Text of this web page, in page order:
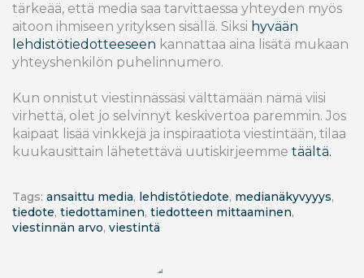
tärkeää, että media saa tarvittaessa yhteyden myös
aitoon ihmiseen yrityksen sisällä. Siksi hyvään
lehdistötiedotteeseen kannattaa aina lisätä mukaan
yhteyshenkilön puhelinnumero.
Kun onnistut viestinnässäsi välttämään nämä viisi
virhettä, olet jo selvinnyt keskivertoa paremmin. Jos
kaipaat lisää vinkkejä ja inspiraatiota viestintään, tilaa
kuukausittain lähetettävä uutiskirjeemme täältä.
Tags: ansaittu media, lehdistötiedote, medianäkyvyyys,
tiedote, tiedottaminen, tiedotteen mittaaminen,
viestinnän arvo, viestintä